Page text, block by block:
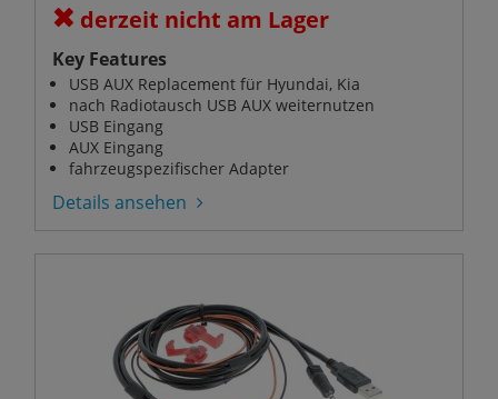
derzeit nicht am Lager
Key Features
USB AUX Replacement für Hyundai, Kia
nach Radiotausch USB AUX weiternutzen
USB Eingang
AUX Eingang
fahrzeugspezifischer Adapter
Details ansehen